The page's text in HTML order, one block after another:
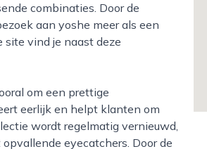
combinaties. Door de
aan yoshe meer als een
vind je naast deze
eerlijk en helpt klanten om
wordt regelmatig vernieuwd,
eyecatchers. Door de